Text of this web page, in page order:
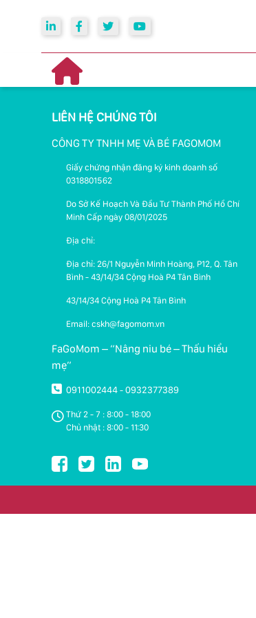
LIÊN HỆ CHÚNG TÔI
CÔNG TY TNHH MẸ VÀ BÉ FAGOMOM
Giấy chứng nhận đăng ký kinh doanh số
0318801562
Do Sở Kế Hoạch Và Đầu Tư Thành Phố Hồ Chí
Minh Cấp ngày 08/01/2025
Địa chỉ:
Địa chỉ: 26/1 Nguyễn Minh Hoàng, P12, Q. Tân
Bình - 43/14/34 Cộng Hoà P4 Tân Bình
43/14/34 Cộng Hoà P4 Tân Bình
Email: cskh@fagomom.vn
FaGoMom – “Nâng niu bé – Thấu hiểu
mẹ”
0911002444 - 0932377389
Thứ 2 - 7 : 8:00 - 18:00
Chủ nhật : 8:00 - 11:30